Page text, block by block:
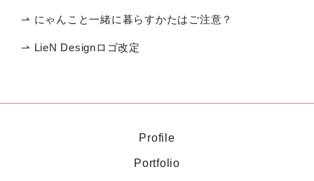
⇀ にゃんこと一緒に暮らすかたはご注意？
⇀ LieN Designロゴ改定
Profile
Portfolio